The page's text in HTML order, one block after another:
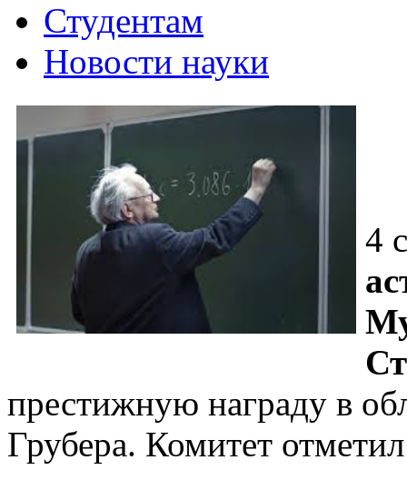
Студентам
Новости науки
4
престижную награду в
Грубера. Комитет